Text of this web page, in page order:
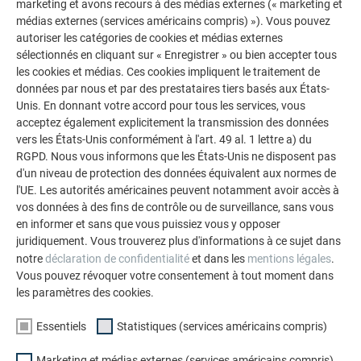
Schéma de montage DS.19 2
marketing et avons recours à des médias externes (« marketing et
médias externes (services américains compris) »). Vous pouvez
autoriser les catégories de cookies et médias externes
sélectionnés en cliquant sur « Enregistrer » ou bien accepter tous
les cookies et médias. Ces cookies impliquent le traitement de
données par nous et par des prestataires tiers basés aux États-
Unis. En donnant votre accord pour tous les services, vous
acceptez également explicitement la transmission des données
vers les États-Unis conformément à l'art. 49 al. 1 lettre a) du
RGPD. Nous vous informons que les États-Unis ne disposent pas
d'un niveau de protection des données équivalent aux normes de
l'UE. Les autorités américaines peuvent notamment avoir accès à
vos données à des fins de contrôle ou de surveillance, sans vous
en informer et sans que vous puissiez vous y opposer
juridiquement. Vous trouverez plus d'informations à ce sujet dans
notredéclaration de confidentialitéet dans les mentions légales.
Vous pouvez révoquer votre consentement à tout moment dans
les paramètres des cookies.
Essentiels Statistiques (services américains compris)